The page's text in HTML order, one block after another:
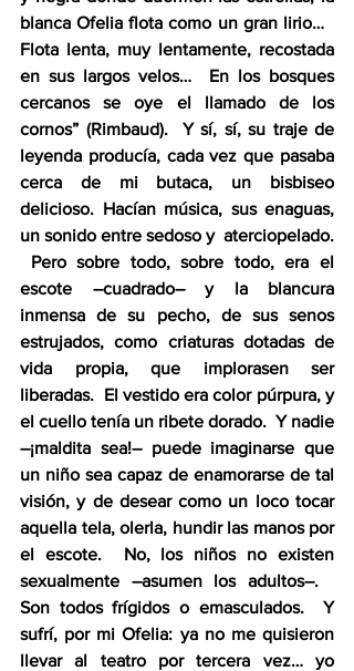
blanca Ofelia flota como un gran lirio…
Flota lenta, muy lentamente, recostada
en sus largos velos…  En los bosques
cercanos se oye el llamado de los
cornos” (Rimbaud).  Y sí, sí, su traje de
leyenda producía, cada vez que pasaba
cerca de mi butaca, un bisbiseo
delicioso. Hacían música, sus enaguas,
un sonido entre sedoso y  aterciopelado.
Pero sobre todo, sobre todo, era el
escote –cuadrado– y la blancura
inmensa de su pecho, de sus senos
estrujados, como criaturas dotadas de
vida propia, que implorasen ser
liberadas.  El vestido era color púrpura, y
el cuello tenía un ribete dorado.  Y nadie
–¡maldita sea!– puede imaginarse que
un niño sea capaz de enamorarse de tal
visión, y de desear como un loco tocar
aquella tela, olerla, hundir las manos por
el escote.  No, los niños no existen
sexualmente –asumen los adultos–.
Son todos frígidos o emasculados.  Y
sufrí, por mi Ofelia: ya no me quisieron
llevar al teatro por tercera vez… yo